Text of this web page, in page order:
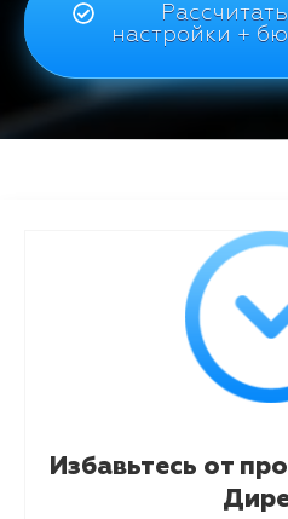
настройки +
Избавьтесь от